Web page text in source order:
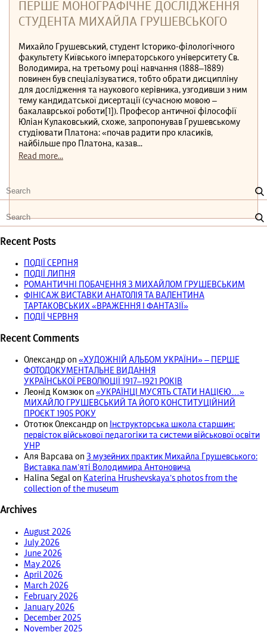
ПЕРШЕ МОНОГРАФІЧНЕ ДОСЛІДЖЕННЯ
СТУДЕНТА МИХАЙЛА ГРУШЕВСЬКОГО
Михайло Грушевський, студент Історико-філологічного
факультету Київського імператорського університету Св.
Володимира, на третьому році навчання (1888–1889)
повинен був спеціалізуватися, тобто обрати дисципліну
для дослідження та наукового керівника, узгодивши з ним
тему кандидатської дисертації (сучасною мовою –
бакалаврської роботи[1]). Професор античної філософії
Юліан Кулаковський, схоже, запропонував Грушевському
студіювати Платона: «почав радити про класиків,
найбільше про Платона, казав...
Read more...
Recent Posts
ПОДІЇ СЕРПНЯ
ПОДІЇ ЛИПНЯ
РОМАНТИЧНІ ПОБАЧЕННЯ З МИХАЙЛОМ ГРУШЕВСЬКИМ
ФІНІСАЖ ВИСТАВКИ АНАТОЛІЯ ТА ВАЛЕНТИНА
ТАРТАКОВСЬКИХ «ВРАЖЕННЯ І ФАНТАЗІЇ»
ПОДІЇ ЧЕРВНЯ
Recent Comments
Олександр on «ХУДОЖНІЙ АЛЬБОМ УКРАЇНИ» – ПЕРШЕ
ФОТОДОКУМЕНТАЛЬНЕ ВИДАННЯ
УКРАЇНСЬКОЇ РЕВОЛЮЦІЇ 1917‒1921 РОКІВ
Леонід Комзюк on «УКРАЇНЦІ МУСЯТЬ СТАТИ НАЦІЄЮ…»
МИХАЙЛО ГРУШЕВСЬКИЙ ТА ЙОГО КОНСТИТУЦІЙНИЙ
ПРОЄКТ 1905 РОКУ
Ототюк Олександр on
Інструкторська школа старшин:
первісток військової педагогіки та системи військової освіти
УНР
Аля Варсава on З музейних практик Михайла Грушевського:
Виставка пам’яті Володимира Антоновича
Halina Segal on Katerina Hrushevskaya’s photos from the
collection of the museum
Archives
August 2026
July 2026
June 2026
May 2026
April 2026
March 2026
February 2026
January 2026
December 2025
November 2025